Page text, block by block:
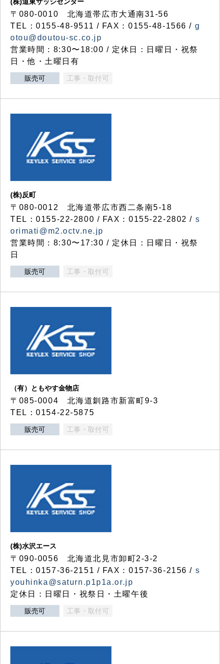
〒080-0010 北海道帯広市大通南31-56
TEL：0155-48-9511 / FAX：0155-48-1566 / g
otou@doutou-sc.co.jp
営業時間：8:30〜18:00 / 定休日：日曜日・祝祭
日・他・土曜日有
販売可 工事・取付可
(株)反町
〒080-0012 北海道帯広市西二条南5-18
TEL：0155-22-2800 / FAX：0155-22-2802 / s
orimati@m2.octv.ne.jp
営業時間：8:30〜17:30 / 定休日：日曜日・祝祭
日
販売可 工事・取付可
（有）ともやす金物店
〒085-0004 北海道釧路市新富町9-3
TEL：0154-22-5875
販売可 工事・取付可
(株)水沢エース
〒090-0056 北海道北見市卸町2-3-2
TEL：0157-36-2151 / FAX：0157-36-2156 / s
youhinka@saturn.p1p1a.or.jp
定休日：日曜日・祝祭日・土曜午後
販売可 工事・取付可